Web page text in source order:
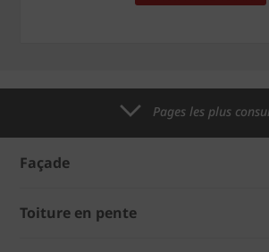
Pages les plus
Façade
Toiture en pente